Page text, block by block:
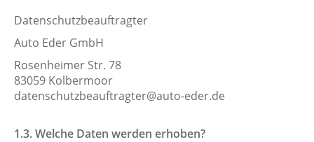
Datenschutzbeauftragter
Auto Eder GmbH
Rosenheimer Str. 78
83059 Kolbermoor
datenschutzbeauftragter@auto-eder.de
1.3. Welche Daten werden erhoben?